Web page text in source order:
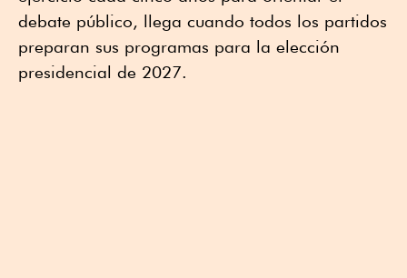
debate público, llega cuando todos los partidos
preparan sus programas para la elección
presidencial de 2027.